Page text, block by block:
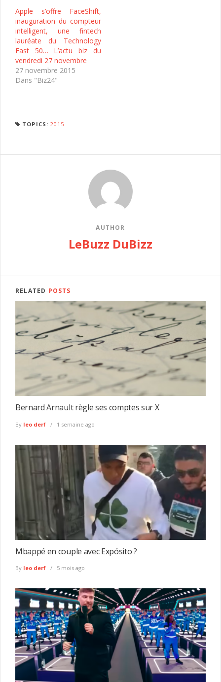
Apple s’offre FaceShift,
inauguration du compteur
intelligent, une fintech
lauréate du Technology
Fast 50… L’actu biz du
vendredi 27 novembre
27 novembre 2015
Dans "Biz24"
TOPICS: 2015
AUTHOR
LeBuzz DuBizz
RELATED POSTS
Bernard Arnault règle ses comptes sur X
By leo derf 1 semaine ago
Mbappé en couple avec Expósito ?
By leo derf 5 mois ago